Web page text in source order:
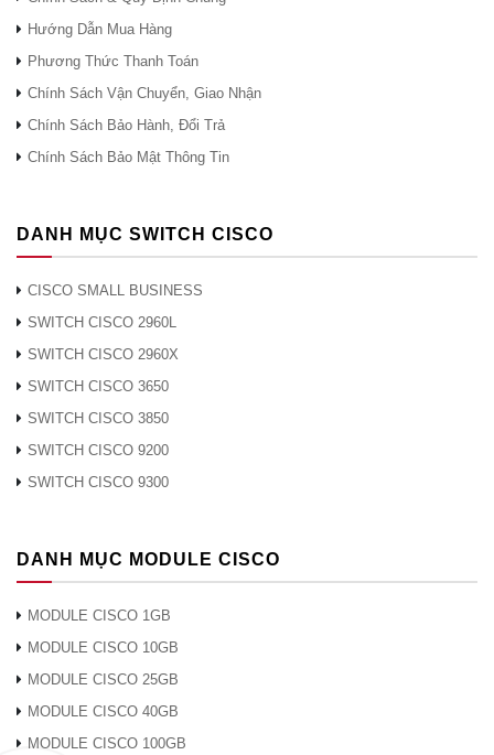
người dùng
dàng (HTTP / HTTPS)
Sự quản lý
Bonjour
Quản lý từ xa Đúng
Ghi nhật ký sự
kiện
Nhật ký hệ thống cục bộ, từ xa,
Chẩn đoán
mạng
phần mềm
web
qua trình duyệt web, tệp cấu hình
đã nhập / xuất
Giao thức cấu
hình máy chủ
động (DHCP)
Máy khách DHCP
Hướng Dẫn Mua Hàng
Phương Thức Thanh Toán
Chính Sách Vận Chuyển, Giao Nhận
Chính Sách Bảo Hành, Đổi Trả
Chính Sách Bảo Mật Thông Tin
DANH MỤC SWITCH CISCO
CISCO SMALL BUSINESS
SWITCH CISCO 2960L
SWITCH CISCO 2960X
SWITCH CISCO 3650
SWITCH CISCO 3850
SWITCH CISCO 9200
SWITCH CISCO 9300
DANH MỤC MODULE CISCO
MODULE CISCO 1GB
MODULE CISCO 10GB
MODULE CISCO 25GB
MODULE CISCO 40GB
MODULE CISCO 100GB